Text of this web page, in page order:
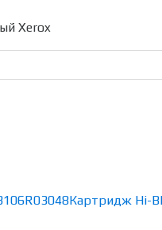
Xerox
106R03048Картридж Hi-